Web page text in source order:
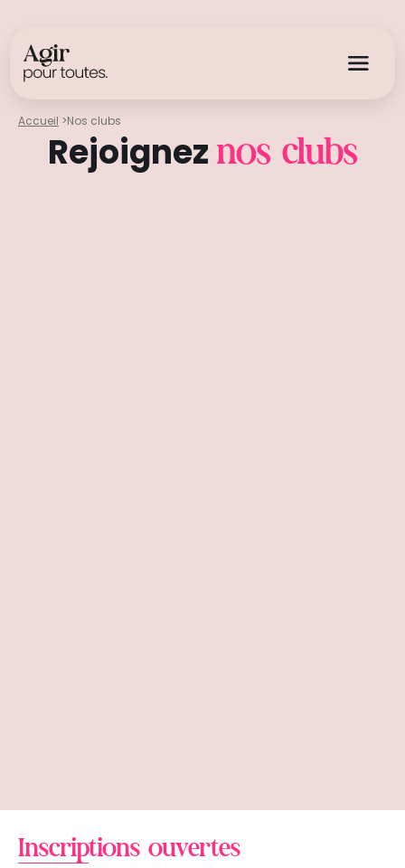
Accueil >Nos clubs
Rejoignez nos clubs
Inscriptions ouvertes